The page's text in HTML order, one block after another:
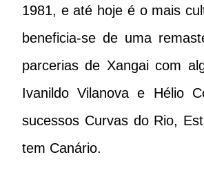
1981, e até hoje é o mais
beneficia-se de uma
parcerias de Xangai com
Ivanildo Vilanova e Hélio
sucessos Curvas do Rio,
tem Canário.